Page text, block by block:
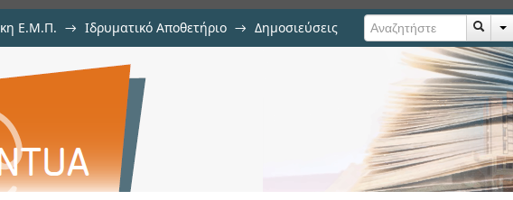
Ε.Μ.Π. → Ιδρυματικό Αποθετήριο → Δημοσιεύσεις
measurements with the ATLAS
collision data